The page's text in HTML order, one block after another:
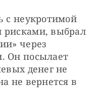
с неукротимой
выбрал
через
Он посылает
денег не
не вернется в